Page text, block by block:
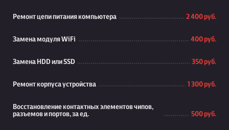
Ремонт цепи питания компьютера 2 400 руб.
Замена модуля WiFi 400 руб.
Замена HDD или SSD 350 руб.
Ремонт корпуса устройства 1 300 руб.
Восстановление контактных элементов чипов,
разъемов и портов, за ед.
500 руб.